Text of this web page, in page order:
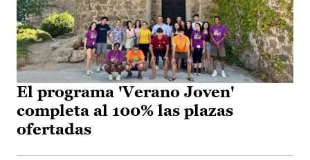
El programa 'Verano Joven'
completa al 100% las plazas
ofertadas